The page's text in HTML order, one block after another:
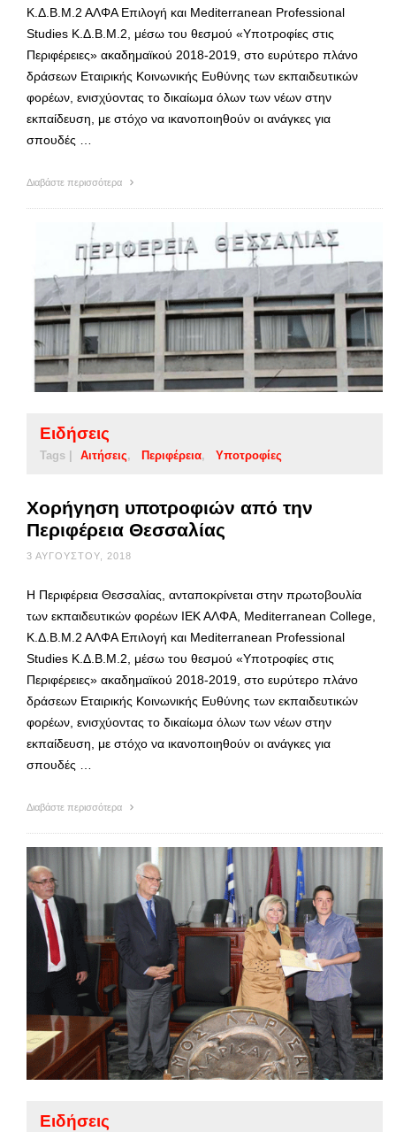
Κ.Δ.Β.Μ.2 ΑΛΦΑ Επιλογή και Mediterranean Professional
Studies Κ.Δ.Β.Μ.2, μέσω του θεσμού «Υποτροφίες στις
Περιφέρειες» ακαδημαϊκού 2018-2019, στο ευρύτερο πλάνο
δράσεων Εταιρικής Κοινωνικής Ευθύνης των εκπαιδευτικών
φορέων, ενισχύοντας το δικαίωμα όλων των νέων στην
εκπαίδευση, με στόχο να ικανοποιηθούν οι ανάγκες για
σπουδές …
Διαβάστε περισσότερα
Ειδήσεις
Tags | Αιτήσεις Περιφέρεια Υποτροφίες
Χορήγηση υποτροφιών από την
Περιφέρεια Θεσσαλίας
3 ΑΥΓΟΎΣΤΟΥ, 2018
Η Περιφέρεια Θεσσαλίας, ανταποκρίνεται στην πρωτοβουλία
των εκπαιδευτικών φορέων ΙΕΚ ΑΛΦΑ, Mediterranean College,
Κ.Δ.Β.Μ.2 ΑΛΦΑ Επιλογή και Mediterranean Professional
Studies Κ.Δ.Β.Μ.2, μέσω του θεσμού «Υποτροφίες στις
Περιφέρειες» ακαδημαϊκού 2018-2019, στο ευρύτερο πλάνο
δράσεων Εταιρικής Κοινωνικής Ευθύνης των εκπαιδευτικών
φορέων, ενισχύοντας το δικαίωμα όλων των νέων στην
εκπαίδευση, με στόχο να ικανοποιηθούν οι ανάγκες για
σπουδές …
Διαβάστε περισσότερα
Ειδήσεις